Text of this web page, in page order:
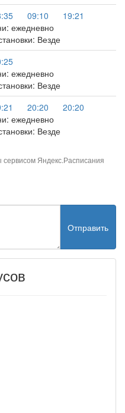
09:10
19:21
ежедневно
Везде
ежедневно
Везде
20:20
20:20
ежедневно
Везде
сервисом Яндекс.Расписания
Отправить